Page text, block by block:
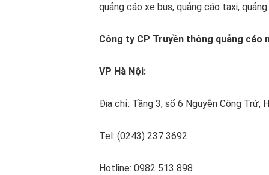
quảng cáo xe bus, quảng cáo taxi,
Công ty CP Truyền thông quảng cáo
VP Hà Nội:
Địa chỉ: Tầng 3, số 6 Nguyễn Công Trứ,
Tel: (0243) 237 3692
Hotline: 0982 513 898